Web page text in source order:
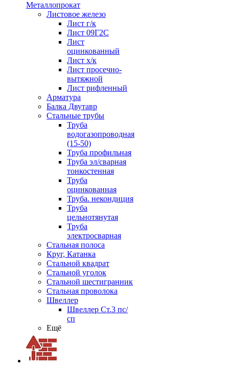
Металлопрокат
Листовое железо
Лист г/к
Лист 09Г2С
Лист
оцинкованный
Лист х/к
Лист просечно-
вытяжной
Лист рифленный
Арматура
Балка Двутавр
Стальные трубы
Труба
водогазопроводная
(15-50)
Труба профильная
Труба эл/сварная
тонкостенная
Труба
оцинкованная
Труба. некондиция
Труба
цельнотянутая
Труба
электросварная
Стальная полоса
Круг, Катанка
Стальной квадрат
Стальной уголок
Стальной шестигранник
Стальная проволока
Швеллер
Швеллер Ст.3 пс/
сп
Ещё